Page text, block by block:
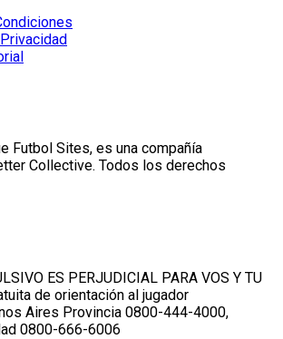
Futbol Sites, es una compañía
Collective. Todos los derechos
ES PERJUDICIAL PARA VOS Y TU
de orientación al jugador
Aires Provincia 0800-444-4000,
0800-666-6006